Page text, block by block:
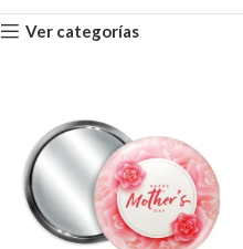
Ver categorías